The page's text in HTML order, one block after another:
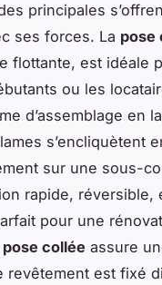
principales
ses forces. La pose
flottante, est idéale
ou les
d’assemblage en
s’encliquètent
sur une sous-
rapide, réversible,
pour une
pose collée assure
revêtement est fixé